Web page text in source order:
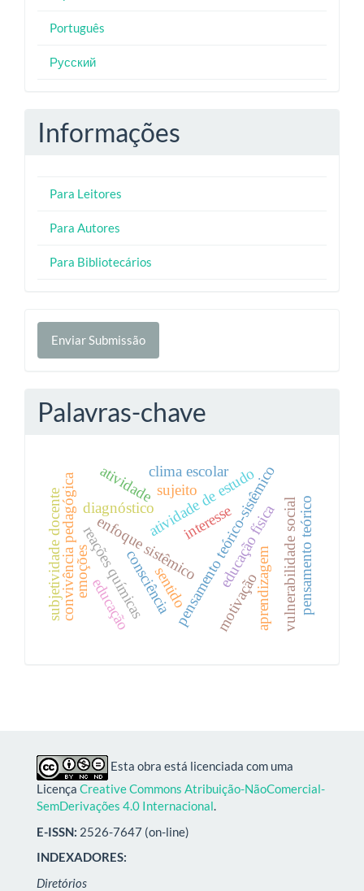
Português
Русский
Informações
Para Leitores
Para Autores
Para Bibliotecários
Enviar
Submissão
Enviar Submissão
Palavras-chave
pensamento teórico-sistêmico
enfoque sistêmico
diagnóstico
reações químicas educação físicavulnerabilidade social
atividade de estudo
sujeito
motivação
interesse
sentido
emoções
atividade
consciência pensamento teórico
educação
convivência pedagógica
subjetividade docente
clima escolar
aprendizagem
Esta obra está licenciada com uma
Licença Creative Commons Atribuição-NãoComercial-
SemDerivações 4.0 Internacional.
E-ISSN: 2526-7647 (on-line)
INDEXADORES:
Diretórios